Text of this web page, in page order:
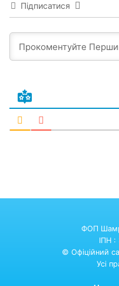
Підписатися
ФОП
ІПН
© Офіційний
Усі